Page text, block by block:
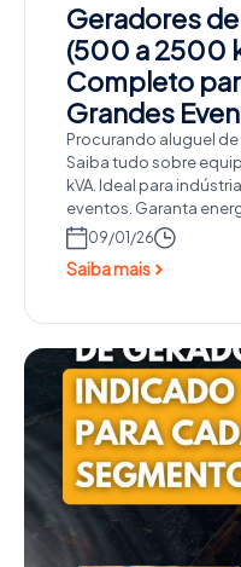
Geradores
(500 a 2500
Completo
Grandes
Procurando aluguel
Saiba tudo sobre
kVA. Ideal para
eventos. Garanta
09/01/26
Saiba mais